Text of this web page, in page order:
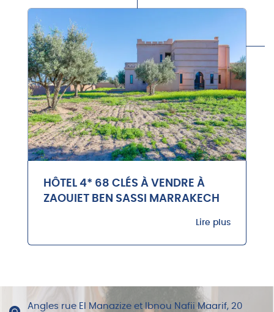
HÔTEL 4* 68 CLÉS À VENDRE À
ZAOUIET BEN SASSI MARRAKECH
Lire plus
Angles rue El Manazize et Ibnou Nafii Maarif, 20